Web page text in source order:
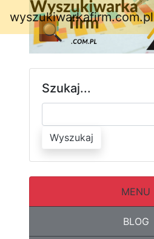
wyszukiwarkafirm.com.pl
Szukaj...
Wyszukaj
MENU
BLOG